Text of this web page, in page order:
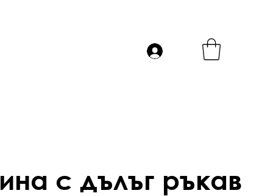
с дълъг ръкав